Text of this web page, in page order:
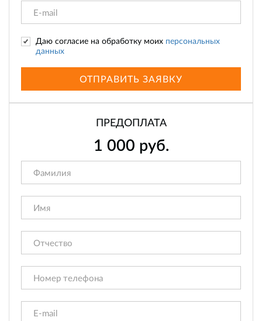
Даю согласие на обработку моих персональных
данных
ОТПРАВИТЬ ЗАЯВКУ
ПРЕДОПЛАТА
1 000 руб.